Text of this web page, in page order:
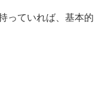
っていれば、基本的